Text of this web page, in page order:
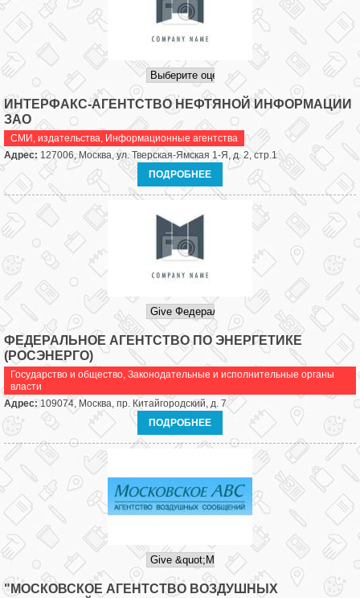
ИНТЕРФАКС-АГЕНТСТВО НЕФТЯНОЙ ИНФОРМАЦИИ
ЗАО
СМИ, издательства, Информационные агентства
Адрес: 127006, Москва, ул. Тверская-Ямская 1-Я, д. 2, стр.1
ПОДРОБНЕЕ
ФЕДЕРАЛЬНОЕ АГЕНТСТВО ПО ЭНЕРГЕТИКЕ
(РОСЭНЕРГО)
Государство и общество, Законодательные и исполнительные органы
власти
Адрес: 109074, Москва, пр. Китайгородский, д. 7
ПОДРОБНЕЕ
"МОСКОВСКОЕ АГЕНТСТВО ВОЗДУШНЫХ